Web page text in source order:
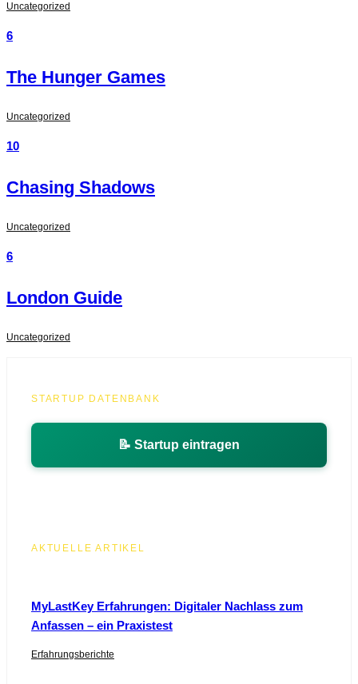
Uncategorized
6
The Hunger Games
Uncategorized
10
Chasing Shadows
Uncategorized
6
London Guide
Uncategorized
STARTUP DATENBANK
📝 Startup eintragen
AKTUELLE ARTIKEL
MyLastKey Erfahrungen: Digitaler Nachlass zum
Anfassen – ein Praxistest
Erfahrungsberichte